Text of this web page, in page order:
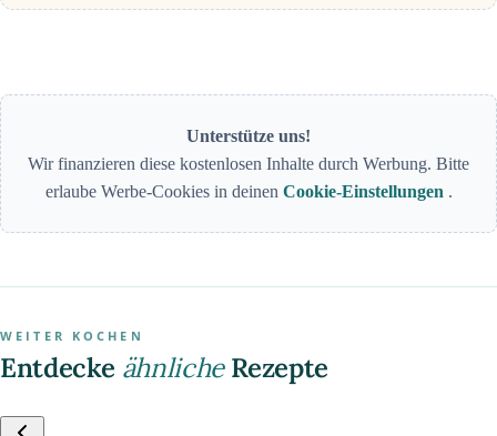
Unterstütze uns!
Wir finanzieren diese kostenlosen Inhalte durch Werbung. Bitte
erlaube Werbe-Cookies in deinen Cookie-Einstellungen .
WEITER KOCHEN
Entdecke ähnlicheRezepte